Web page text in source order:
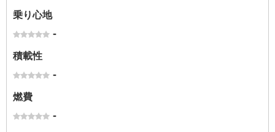
乗り心地
-
積載性
-
燃費
-